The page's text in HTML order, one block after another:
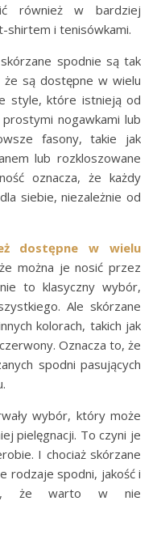
również w bardziej
shirtem i tenisówkami.
spodnie są tak
są dostępne w wielu
style, które istnieją od
nogawkami lub
fasony, takie jak
lub rozkloszowane
oznacza, że każdy
siebie, niezależnie od
dostępne w wielu
można je nosić przez
to klasyczny wybór,
Ale skórzane
kolorach, takich jak
Oznacza to, że
spodni pasujących
wybór, który może
pielęgnacji. To czyni je
I chociaż skórzane
rodzaje spodni, jakość i
że warto w nie